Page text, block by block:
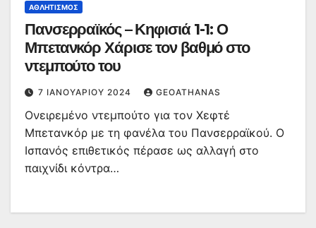
ΑΘΛΗΤΙΣΜΌΣ
Πανσερραϊκός – Κηφισιά 1-1: Ο
Μπετανκόρ Χάρισε τον βαθμό στο
ντεμπούτο του
7 ΙΑΝΟΥΑΡΊΟΥ 2024 GEOATHANAS
Ονειρεμένο ντεμπούτο για τον Χεφτέ
Μπετανκόρ με τη φανέλα του Πανσερραϊκού. Ο
Ισπανός επιθετικός πέρασε ως αλλαγή στο
παιχνίδι κόντρα…